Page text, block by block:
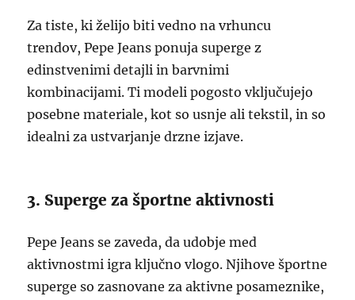
Za tiste, ki želijo biti vedno na vrhuncu
trendov, Pepe Jeans ponuja superge z
edinstvenimi detajli in barvnimi
kombinacijami. Ti modeli pogosto vključujejo
posebne materiale, kot so usnje ali tekstil, in so
idealni za ustvarjanje drzne izjave.
3. Superge za športne aktivnosti
Pepe Jeans se zaveda, da udobje med
aktivnostmi igra ključno vlogo. Njihove športne
superge so zasnovane za aktivne posameznike,